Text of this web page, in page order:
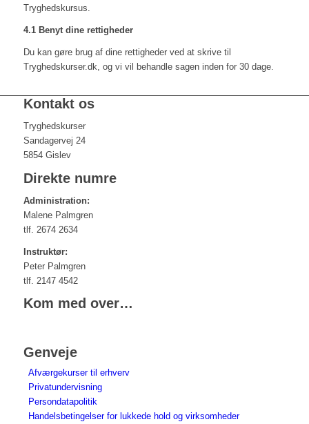
Tryghedskursus.
4.1 Benyt dine rettigheder
Du kan gøre brug af dine rettigheder ved at skrive til
Tryghedskurser.dk, og vi vil behandle sagen inden for 30 dage.
Kontakt os
Tryghedskurser
Sandagervej 24
5854 Gislev
Direkte numre
Administration:
Malene Palmgren
tlf. 2674 2634
Instruktør:
Peter Palmgren
tlf. 2147 4542
Kom med over…
Genveje
Afværgekurser til erhverv
Privatundervisning
Persondatapolitik
Handelsbetingelser for lukkede hold og virksomheder